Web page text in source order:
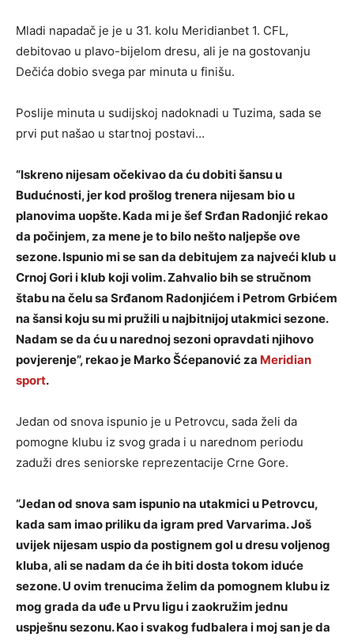
Mladi napadač je je u 31. kolu Meridianbet 1. CFL,
debitovao u plavo-bijelom dresu, ali je na gostovanju
Dečića dobio svega par minuta u finišu.
Poslije minuta u sudijskoj nadoknadi u Tuzima, sada se
prvi put našao u startnoj postavi…
“Iskreno nijesam očekivao da ću dobiti šansu u
Budućnosti, jer kod prošlog trenera nijesam bio u
planovima uopšte. Kada mi je šef Srđan Radonjić rekao
da počinjem, za mene je to bilo nešto naljepše ove
sezone. Ispunio mi se san da debitujem za najveći klub u
Crnoj Gori i klub koji volim. Zahvalio bih se stručnom
štabu na čelu sa Srđanom Radonjićem i Petrom Grbićem
na šansi koju su mi pružili u najbitnijoj utakmici sezone.
Nadam se da ću u narednoj sezoni opravdati njihovo
povjerenje”, rekao je Marko Šćepanović za Meridian
sport.
Jedan od snova ispunio je u Petrovcu, sada želi da
pomogne klubu iz svog grada i u narednom periodu
zaduži dres seniorske reprezentacije Crne Gore.
“Jedan od snova sam ispunio na utakmici u Petrovcu,
kada sam imao priliku da igram pred Varvarima. Još
uvijek nijesam uspio da postignem gol u dresu voljenog
kluba, ali se nadam da će ih biti dosta tokom iduće
sezone. U ovim trenucima želim da pomognem klubu iz
mog grada da uđe u Prvu ligu i zaokružim jednu
uspješnu sezonu. Kao i svakog fudbalera i moj san je da